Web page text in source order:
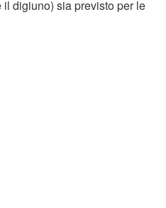
digiuno) sia previsto per le